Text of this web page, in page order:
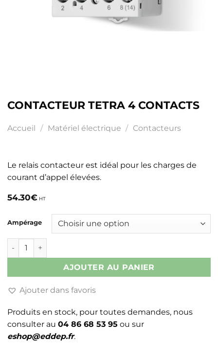
CONTACTEUR TETRA 4 CONTACTS
Accueil / Matériel électrique / Contacteurs
Le relais contacteur est idéal pour les charges de
courant d’appel élevées.
54.30€ HT
Ampérage
quantité de CONTACTEUR TETRA 4 CONTACTS
AJOUTER AU PANIER
Ajouter dans favoris
Produits en stock, pour toutes demandes, nous
consulter au 04 86 68 53 95 ou sur
eshop@eddep.fr.